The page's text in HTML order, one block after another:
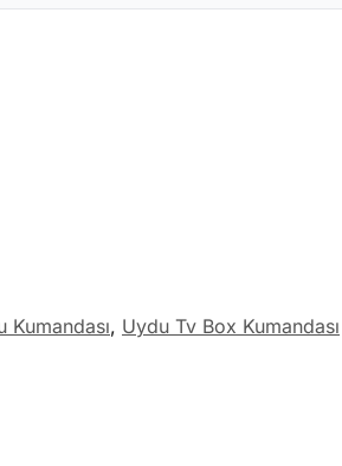
, Uydu Tv Box Kumandası